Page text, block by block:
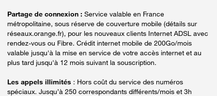
Partage de connexion : Service valable en France
métropolitaine, sous réserve de couverture mobile (détails sur
réseaux.orange.fr), pour les nouveaux clients Internet ADSL avec
rendez-vous ou Fibre. Crédit internet mobile de 200Go/mois
valable jusqu'à la mise en service de votre accès internet et au
plus tard jusqu'à 12 mois suivant la souscription.
Les appels illimités : Hors coût du service des numéros
spéciaux. Jusqu’à 250 correspondants différents/mois et 3h